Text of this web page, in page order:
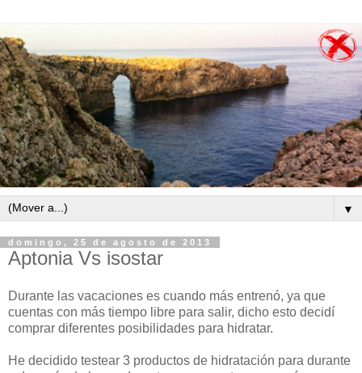
▼
domingo, 25 de agosto de 2013
Aptonia Vs isostar
Durante las vacaciones es cuando más entrenó, ya que
cuentas con más tiempo libre para salir, dicho esto decidí
comprar diferentes posibilidades para hidratar.
He decidido testear 3 productos de hidratación para durante